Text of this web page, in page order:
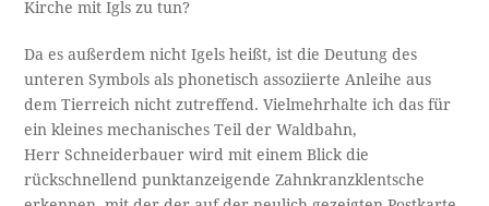
Kirche mit Igls zu tun?
Da es außerdem nicht Igels heißt, ist die Deutung des
unteren Symbols als phonetisch assoziierte Anleihe aus
dem Tierreich nicht zutreffend. Vielmehrhalte ich das für
ein kleines mechanisches Teil der Waldbahn,
Herr Schneiderbauer wird mit einem Blick die
rückschnellend punktanzeigende Zahnkranzklentsche